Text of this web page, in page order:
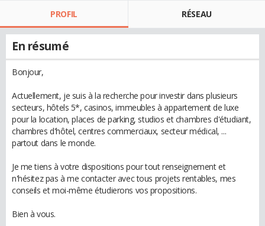
PROFIL RÉSEAU
En résumé
Bonjour,
Actuellement, je suis à la recherche pour investir dans plusieurs
secteurs, hôtels 5*, casinos, immeubles à appartement de luxe
pour la location, places de parking, studios et chambres d'étudiant,
chambres d'hôtel, centres commerciaux, secteur médical, ...
partout dans le monde.
Je me tiens à votre dispositions pour tout renseignement et
n'hésitez pas à me contacter avec tous projets rentables, mes
conseils et moi-même étudierons vos propositions.
Bien à vous.